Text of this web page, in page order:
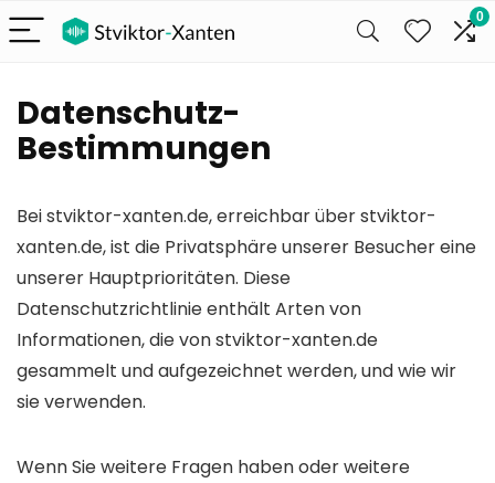
0
Datenschutz-
Bestimmungen
Bei stviktor-xanten.de, erreichbar über stviktor-
xanten.de, ist die Privatsphäre unserer Besucher eine
unserer Hauptprioritäten. Diese
Datenschutzrichtlinie enthält Arten von
Informationen, die von stviktor-xanten.de
gesammelt und aufgezeichnet werden, und wie wir
sie verwenden.
Wenn Sie weitere Fragen haben oder weitere